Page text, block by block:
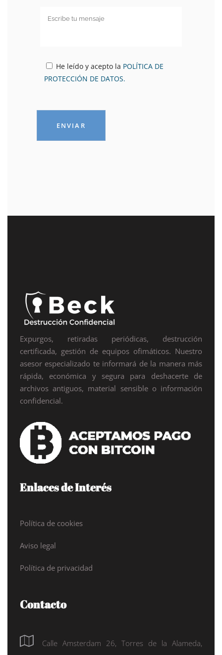
He leído y acepto la POLÍTICA DE
PROTECCIÓN DE DATOS.
Expurgos, retiradas periódicas, destrucción
certificada, gestión de equipos ofimáticos. Nuestro
asesor especializado te informará de la manera más
rápida, económica y segura para deshacerte de
archivos antiguos, material sensible o información
confidencial.
Enlaces de Interés
Política de cookies
Aviso legal
Política de privacidad
Contacto
Calle Amsterdam 26, Torres de la Alameda,